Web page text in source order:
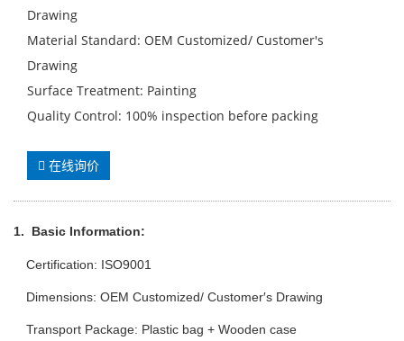
Drawing
Material Standard: OEM Customized/ Customer′s
Drawing
Surface Treatment: Painting
Quality Control: 100% inspection before packing
在线询价
1. Basic Information:
Certification: ISO9001
Dimensions: OEM Customized/ Customer′s Drawing
Transport Package: Plastic bag + Wooden case